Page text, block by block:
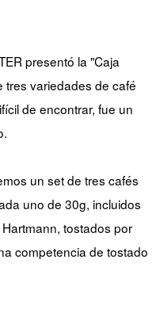
presentó la "Caja
tres variedades de café
de encontrar, fue un
un set de tres cafés
uno de 30g, incluidos
tostados por
competencia de tostado